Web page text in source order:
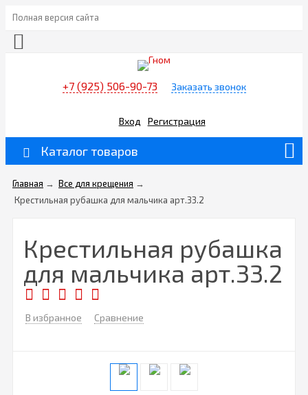
Полная версия сайта
+7 (925) 506-90-73 Заказать звонок
Вход Регистрация
Каталог товаров
Главная → Все для крещения →
Крестильная рубашка для мальчика арт.33.2
Крестильная рубашка
для мальчика арт.33.2
В избранное Сравнение